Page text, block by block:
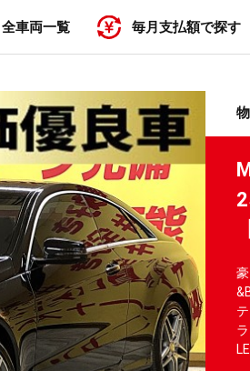
全車両一覧 毎月支払額で探す